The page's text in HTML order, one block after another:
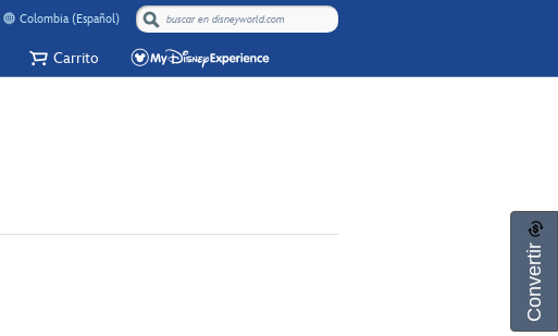
Colombia (Español)
Carrito
Convertir